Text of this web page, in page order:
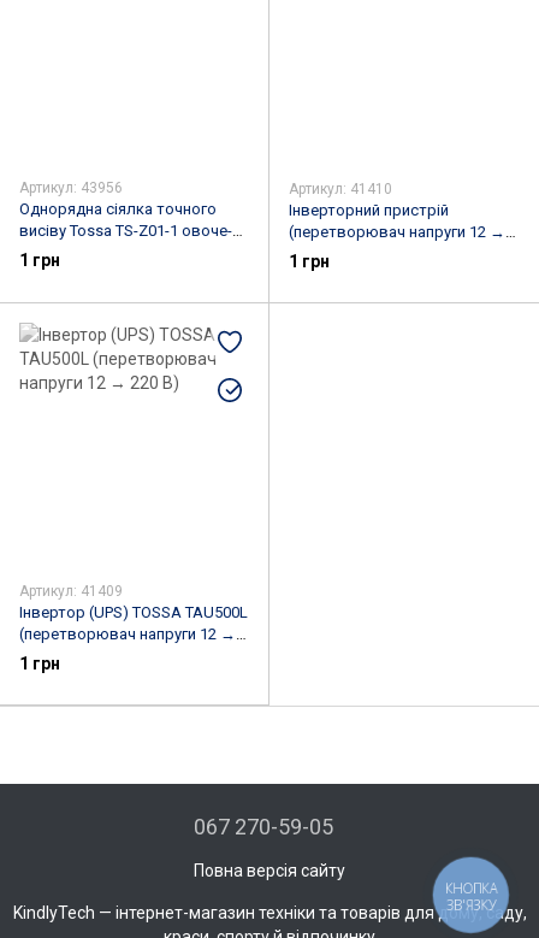
Артикул: 43956
Однорядна сіялка точного
висіву Tossa TS-Z01-1 овоче-
зернова
1 грн
Артикул: 41410
Інверторний пристрій
(перетворювач напруги 12 →
220) TOSSA TAU350L
1 грн
Артикул: 41409
Інвертор (UPS) TOSSA TAU500L
(перетворювач напруги 12 →
220 В)
1 грн
067 270-59-05
Повна версія сайту
KindlyTech — інтернет-магазин техніки та товарів для дому, саду,
КНОПКА
ЗВ'ЯЗКУ